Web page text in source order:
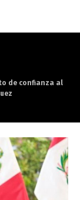
de confianza al